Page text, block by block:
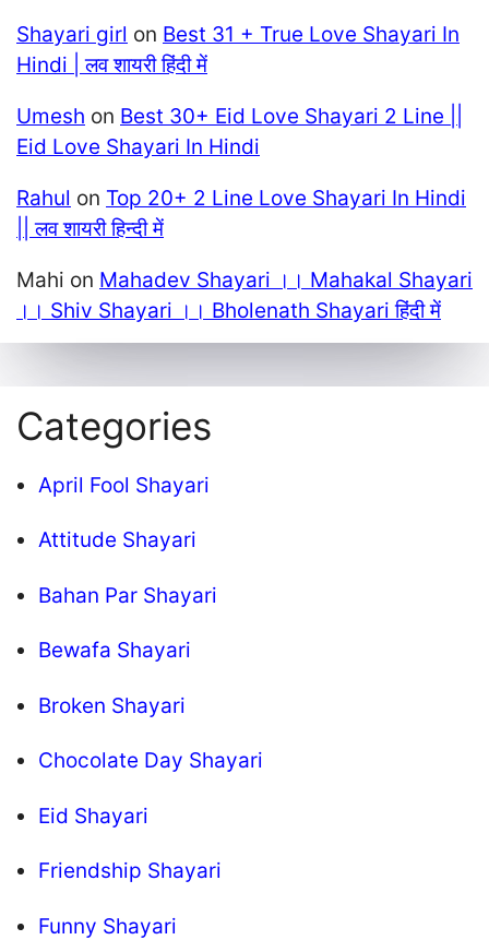
Shayari girl on Best 31 + True Love Shayari In
Hindi | लव शायरी हिंदी में
Umesh on Best 30+ Eid Love Shayari 2 Line ||
Eid Love Shayari In Hindi
Rahul on Top 20+ 2 Line Love Shayari In Hindi
|| लव शायरी हिन्दी में
Mahi on Mahadev Shayari ।। Mahakal Shayari
।। Shiv Shayari ।। Bholenath Shayari हिंदी में
Categories
April Fool Shayari
Attitude Shayari
Bahan Par Shayari
Bewafa Shayari
Broken Shayari
Chocolate Day Shayari
Eid Shayari
Friendship Shayari
Funny Shayari